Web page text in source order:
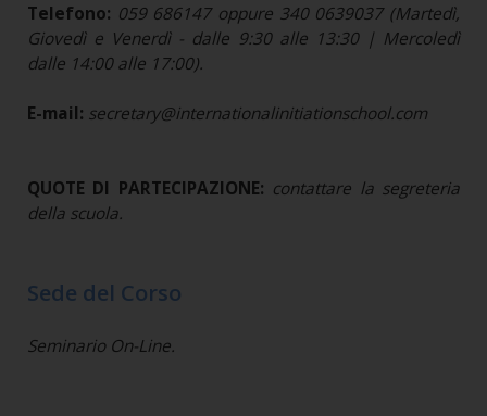
Telefono: 059 686147 oppure 340 0639037 (Martedì,
Giovedì e Venerdì - dalle 9:30 alle 13:30 | Mercoledì
dalle 14:00 alle 17:00).
E-mail: secretary@internationalinitiationschool.com
QUOTE DI PARTECIPAZIONE: contattare la segreteria
della scuola.
Sede del Corso
Seminario On-Line.